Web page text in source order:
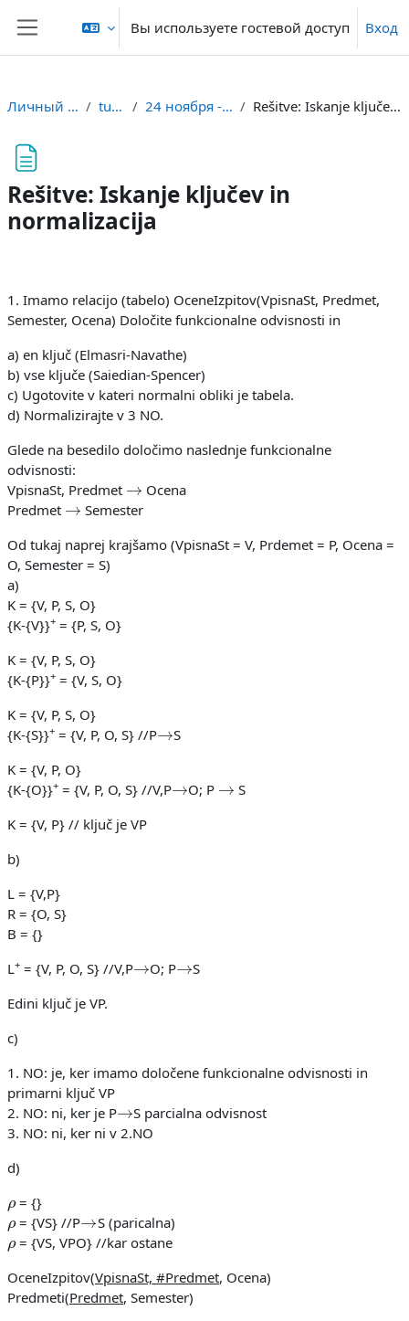
Перейти к основному содержанию
Боковая панель
Вы используете гостевой доступ Вход
Личный кабинет tupbuni 24 ноября - 30 ноября Rešitve: Iskanje ključev in normalizacija
Rešitve: Iskanje ključev in
normalizacija
1. Imamo relacijo (tabelo) OceneIzpitov(VpisnaSt, Predmet,
Semester, Ocena) Določite funkcionalne odvisnosti in
a) en ključ (Elmasri-Navathe)
b) vse ključe (Saiedian-Spencer)
c) Ugotovite v kateri normalni obliki je tabela.
d) Normalizirajte v 3 NO.
Glede na besedilo določimo naslednje funkcionalne
odvisnosti:
VpisnaSt, Predmet
Ocena
Predmet → Semester
Od tukaj naprej krajšamo (VpisnaSt = V, Prdemet = P, Ocena =
O, Semester = S)
a)
K = {V, P, S, O}
{K-{V}}+ = {P, S, O}
K = {V, P, S, O}
{K-{P}}+ = {V, S, O}
K = {V, P, S, O}
{K-{S}}+ = {V, P, O, S} //P
S
K = {V, P, O}
{K-{O}}+ = {V, P, O, S} //V,P O; P
S
K = {V, P} // ključ je VP
b)
L = {V,P}
R = {O, S}
B = {}
L+ = {V, P, O, S} //V,P O; P
S
Edini ključ je VP.
c)
1. NO: je, ker imamo določene funkcionalne odvisnosti in
primarni ključ VP
2. NO: ni, ker je P
S parcialna odvisnost
3. NO: ni, ker ni v 2.NO
d)
= {}
ρ= {VS} //P S (paricalna)
ρ= {VS, VPO} //kar ostane
OceneIzpitov(VpisnaSt, #Predmet, Ocena)
Predmeti(Predmet, Semester)